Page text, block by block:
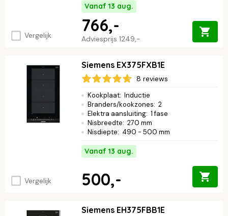
Vergelijk
Vanaf 13 aug.
Adviesprijs 1249,-
766,-
Vergelijk
Siemens EX375FXB1E
8 reviews
Kookplaat: Inductie
Branders/kookzones: 2
Elektra aansluiting: 1 fase
Nisbreedte: 270 mm
Nisdiepte: 490 - 500 mm
Vanaf 13 aug.
500,-
Siemens EH375FBB1E